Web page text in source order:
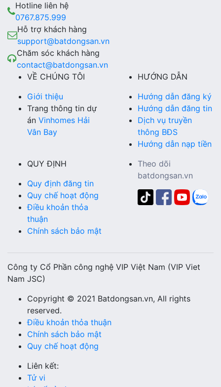
Hotline liên hệ
0767.875.999
Hỗ trợ khách hàng
support@batdongsan.vn
Chăm sóc khách hàng
contact@batdongsan.vn
VỀ CHÚNG TÔI
Giới thiệu
Trang thông tin dự
án Vinhomes Hải
Vân Bay
HƯỚNG DẪN
Hướng dẫn đăng ký
Hướng dẫn đăng tin
Dịch vụ truyền
thông BĐS
Hướng dẫn nạp tiền
QUY ĐỊNH
Quy định đăng tin
Quy chế hoạt động
Điều khoản thỏa
thuận
Chính sách bảo mật
Theo dõi
batdongsan.vn
Công ty Cổ Phần công nghệ VIP Việt Nam (VIP Viet
Nam JSC)
Copyright © 2021 Batdongsan.vn, All rights
reserved.
Điều khoản thỏa thuận
Chính sách bảo mật
Quy chế hoạt động
Liên kết:
Tử vi